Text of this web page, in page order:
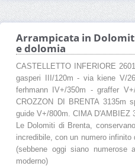
Arrampicata in
e dolomia
CASTELLETTO INFERIORE
gasperi III/120m - via kiene V/
ferhmann IV+/350m - graffer
CROZZON DI BRENTA 3135m
guide V+/800m. CIMA D'AMBIEZ
Le Dolomiti di Brenta,
incredibile, con un numero
(sebbene oggi siano
moderno)